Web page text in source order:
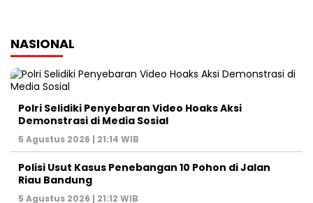
NASIONAL
Polri Selidiki Penyebaran Video Hoaks Aksi
Demonstrasi di Media Sosial
5 Agustus 2026 | 21:14 WIB
Polisi Usut Kasus Penebangan 10 Pohon di Jalan
Riau Bandung
5 Agustus 2026 | 21:12 WIB